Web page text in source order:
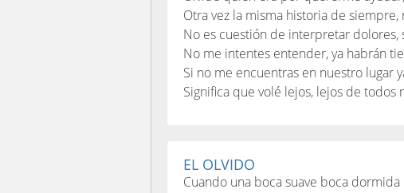
Otra vez la misma historia de
No es cuestión de interpretar dolores,
No me intentes entender, ya habrán
Si no me encuentras en nuestro lugar
Significa que volé lejos, lejos de todos
EL OLVIDO
Cuando una boca suave boca dormida